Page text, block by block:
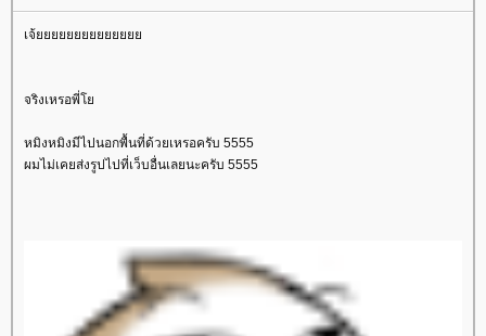
เจ้
จริงเหรอพี่
หมิงหมิงมีไปนอกพื้นที่ด้วยเหรอครับ 5555
ผมไม่เคยส่งรูปไปที่เว็บอื่นเลยนะครับ 5555